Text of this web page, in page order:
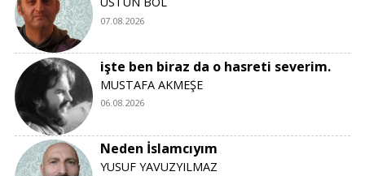
07.08.2026
işte ben biraz da o hasreti severim.
MUSTAFA AKMEŞE
06.08.2026
Neden İslamcıyım
YUSUF YAVUZYILMAZ